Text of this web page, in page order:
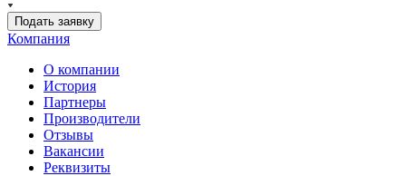
Подать заявку
Компания
О компании
История
Партнеры
Производители
Отзывы
Вакансии
Реквизиты